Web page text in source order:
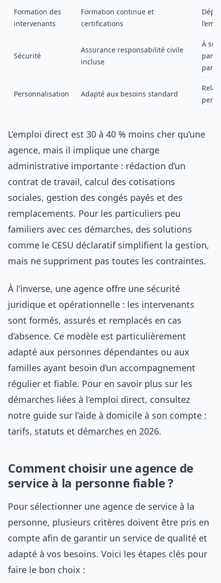
Formation des
intervenants
Formation continue et
certifications
Sécurité
Assurance responsabilité civile
incluse
À
par le
Personnalisation Adapté aux besoins standard
L’emploi direct est 30 à 40 % moins cher qu’une
agence, mais il implique une charge
administrative importante : rédaction d’un
contrat de travail, calcul des cotisations
sociales, gestion des congés payés et des
remplacements. Pour les particuliers peu
familiers avec ces démarches, des solutions
comme le CESU déclaratif simplifient la gestion,
mais ne suppriment pas toutes les contraintes.
À l’inverse, une agence offre une sécurité
juridique et opérationnelle : les intervenants
sont formés, assurés et remplacés en cas
d’absence. Ce modèle est particulièrement
adapté aux personnes dépendantes ou aux
familles ayant besoin d’un accompagnement
régulier et fiable. Pour en savoir plus sur les
démarches liées à l’emploi direct, consultez
notre guide sur l’aide à domicile à son compte :
tarifs, statuts et démarches en 2026.
Comment choisir une agence de
service à la personne fiable ?
Pour sélectionner une agence de service à la
personne, plusieurs critères doivent être pris en
compte afin de garantir un service de qualité et
adapté à vos besoins. Voici les étapes clés pour
faire le bon choix :